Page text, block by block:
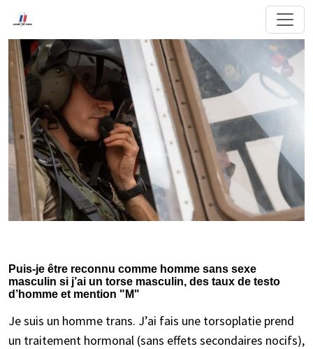
Puis-je être reconnu comme homme sans sexe
masculin si j’ai un torse masculin, des taux de testo
d’homme et mention "M"
Je suis un homme trans. J’ai fais une torsoplatie prend
un traitement hormonal (sans effets secondaires nocifs),